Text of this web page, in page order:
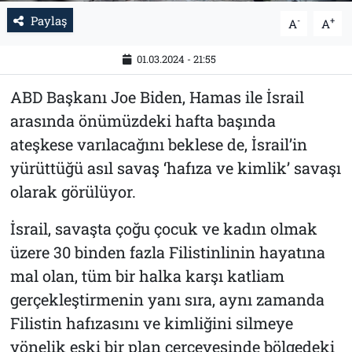
Paylaş A- A+
01.03.2024 - 21:55
ABD Başkanı Joe Biden, Hamas ile İsrail
arasında önümüzdeki hafta başında
ateşkese varılacağını beklese de, İsrail’in
yürüttüğü asıl savaş ‘hafıza ve kimlik’ savaşı
olarak görülüyor.
İsrail, savaşta çoğu çocuk ve kadın olmak
üzere 30 binden fazla Filistinlinin hayatına
mal olan, tüm bir halka karşı katliam
gerçekleştirmenin yanı sıra, aynı zamanda
Filistin hafızasını ve kimliğini silmeye
yönelik eski bir plan çerçevesinde bölgedeki